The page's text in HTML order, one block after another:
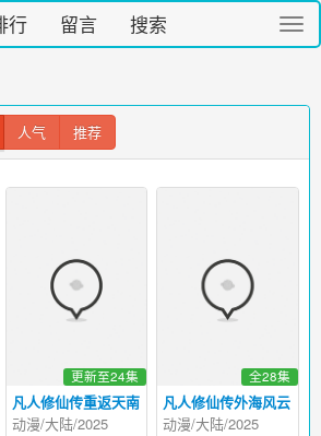
切
换
行 留言 搜索
人气 推荐
凡人修仙传重返天南
更新至24集
动漫/大陆/2025
凡人修仙传外海风云
全28集
动漫/大陆/2025